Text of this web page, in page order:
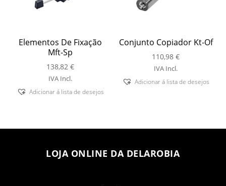
Elementos De Fixação
Mft-Sp
138,82 €
IVA Incl.
Adicionar á lista de desejos
Conjunto Copiador Kt-Of
110,98€
IVA Incl.
Adicionar á lista de desejos
LOJA ONLINE DA DELAROBIA